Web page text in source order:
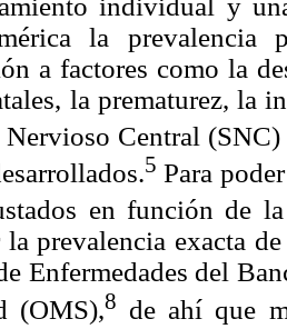
la prevalencia
a factores como la
la prematurez, la
Nervioso Central
5 Para
en función de
la prevalencia exacta
Enfermedades del
(OMS),8 de ahí que